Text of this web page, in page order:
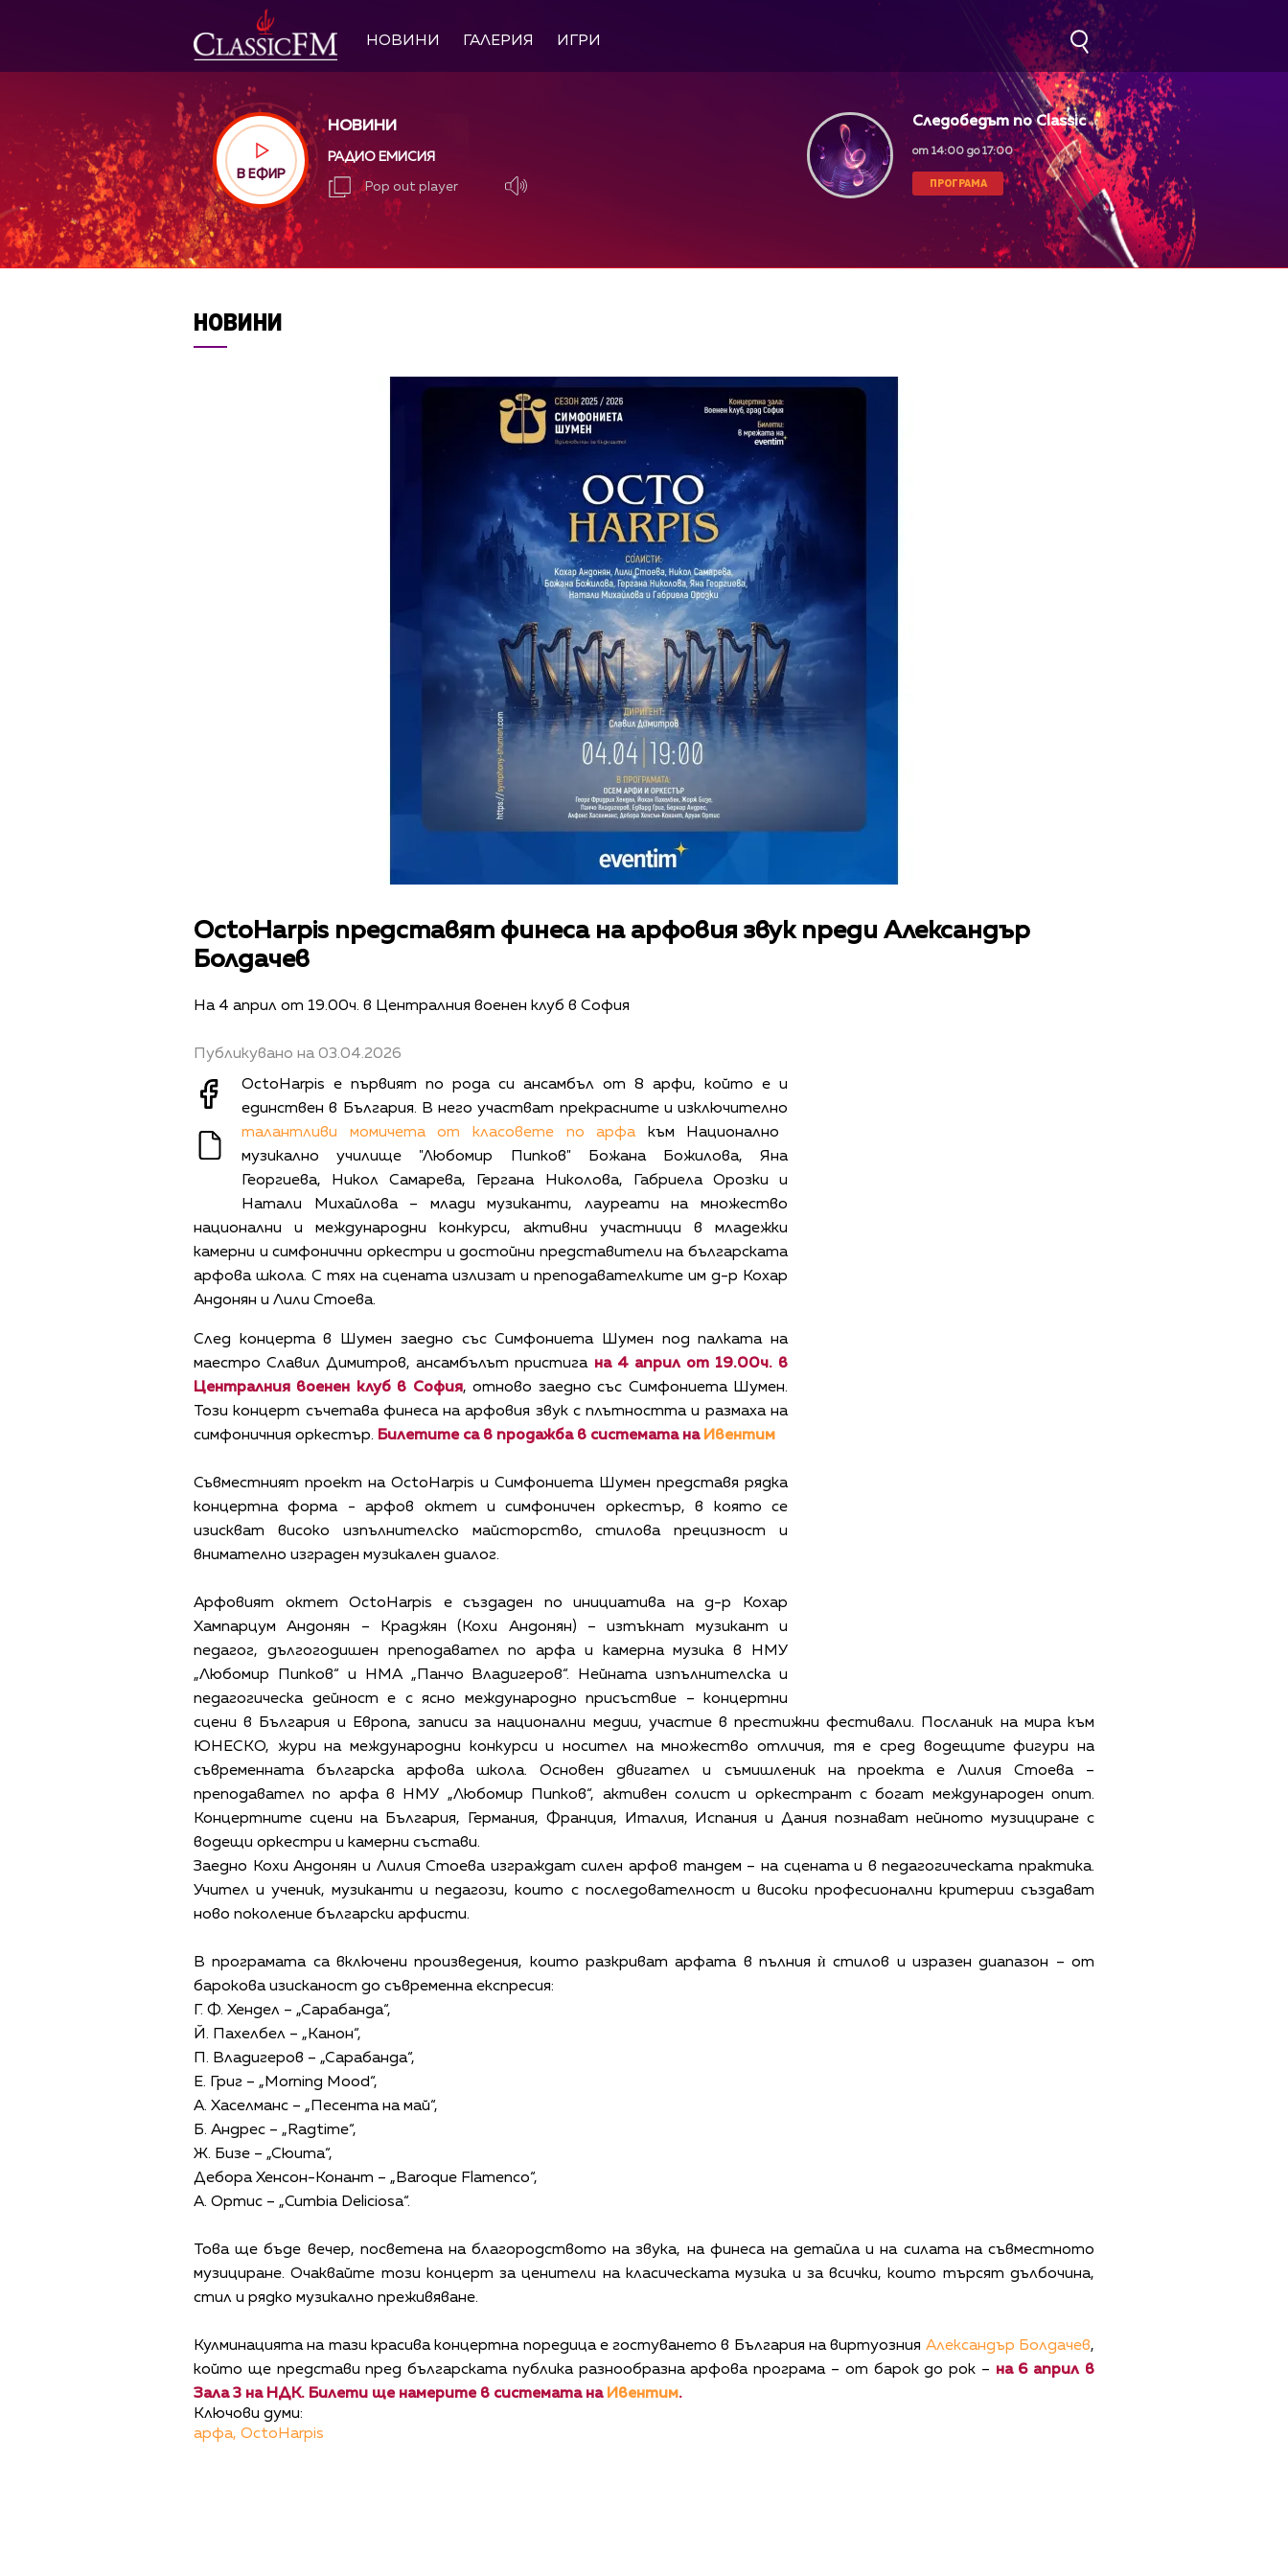
НОВИНИ ГАЛЕРИЯ ИГРИ
В ЕФИР
НОВИНИ
РАДИО ЕМИСИЯ
Pop out player
Следобедът по Classic
от 14:00 до 17:00
ПРОГРАМА
НОВИНИ
OctoHarpis представят финеса на арфовия звук преди Александър
Болдачев
На 4 април от 19.00ч. в Централния военен клуб в София
Публикувано на 03.04.2026
OctoHarpis е първият по рода си ансамбъл от 8 арфи, който е и
единствен в България. В него участват прекрасните и изключително
талантливи момичета от класовете по арфа
към
Национално
музикално училище "Любомир Пипков"
Божана Божилова, Яна
Георгиева, Никол Самарева, Гергана Николова, Габриела Орозки и
Натали Михайлова – млади музиканти, лауреати на множество
национални и международни конкурси, активни участници в младежки
камерни и симфонични оркестри и достойни представители на българската
арфова школа. С тях на сцената излизат и преподавателките им д-р Кохар
Андонян и Лили Стоева.
След концерта в Шумен заедно със Симфониета Шумен под палката на
маестро Славил Димитров, ансамбълът пристига на 4 април от 19.00ч. в
Централния военен клуб в София, отново заедно със Симфониета Шумен.
Този концерт съчетава финеса на арфовия звук с плътността и размаха на
симфоничния оркестър. Билетите са в продажба в системата на Ивентим
Съвместният проект на OctoHarpis и Симфониета Шумен представя рядка
концертна форма - арфов октет и симфоничен оркестър, в която се
изискват високо изпълнителско майсторство, стилова прецизност и
внимателно изграден музикален диалог.
Арфовият октет OctoHarpis е създаден по инициатива на д-р Кохар
Хампарцум Андонян – Краджян (Кохи Андонян) – изтъкнат музикант и
педагог, дългогодишен преподавател по арфа и камерна музика в НМУ
„Любомир Пипков“ и НМА „Панчо Владигеров“. Нейната изпълнителска и
педагогическа дейност е с ясно международно присъствие – концертни
сцени в България и Европа, записи за национални медии, участие в престижни фестивали. Посланик на мира към
ЮНЕСКО, жури на международни конкурси и носител на множество отличия, тя е сред водещите фигури на
съвременната българска арфова школа. Основен двигател и съмишленик на проекта е Лилия Стоева –
преподавател по арфа в НМУ „Любомир Пипков“, активен солист и оркестрант с богат международен опит.
Концертните сцени на България, Германия, Франция, Италия, Испания и Дания познават нейното музициране с
водещи оркестри и камерни състави.
Заедно Кохи Андонян и Лилия Стоева изграждат силен арфов тандем – на сцената и в педагогическата практика.
Учител и ученик, музиканти и педагози, които с последователност и високи професионални критерии създават
ново поколение български арфисти.
В програмата са включени произведения, които разкриват арфата в пълния ѝ стилов и изразен диапазон – от
барокова изисканост до съвременна експресия:
Г. Ф. Хендел – „Сарабанда“,
Й. Пахелбел – „Канон“,
П. Владигеров – „Сарабанда“,
Е. Григ – „Morning Mood“,
А. Хаселманс – „Песента на май“,
Б. Андрес – „Ragtime“,
Ж. Бизе – „Сюита“,
Дебора Хенсон-Конант – „Baroque Flamenco“,
А. Ортис – „Cumbia Deliciosa“.
Това ще бъде вечер, посветена на благородството на звука, на финеса на детайла и на силата на съвместното
музициране. Очаквайте този концерт за ценители на класическата музика и за всички, които търсят дълбочина,
стил и рядко музикално преживяване.
Кулминацията на тази красива концертна поредица е гостуването в България на виртуозния Александър Болдачев,
който ще представи пред българската публика разнообразна арфова програма – от барок до рок – на 6 април в
Зала 3 на НДК. Билети ще намерите в системата на Ивентим.
Ключови думи:
арфа, OctoHarpis